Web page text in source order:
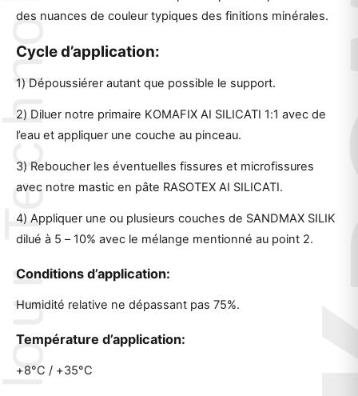
des nuances de couleur typiques des finitions minérales.
Cycle d’application:
1) Dépoussiérer autant que possible le support.
2) Diluer notre primaire KOMAFIX AI SILICATI 1:1 avec de
l’eau et appliquer une couche au pinceau.
3) Reboucher les éventuelles fissures et microfissures
avec notre mastic en pâte RASOTEX AI SILICATI.
4) Appliquer une ou plusieurs couches de SANDMAX SILIK
dilué à 5 – 10% avec le mélange mentionné au point 2.
Conditions d’application:
Humidité relative ne dépassant pas 75%.
Température d’application:
+8°C / +35°C